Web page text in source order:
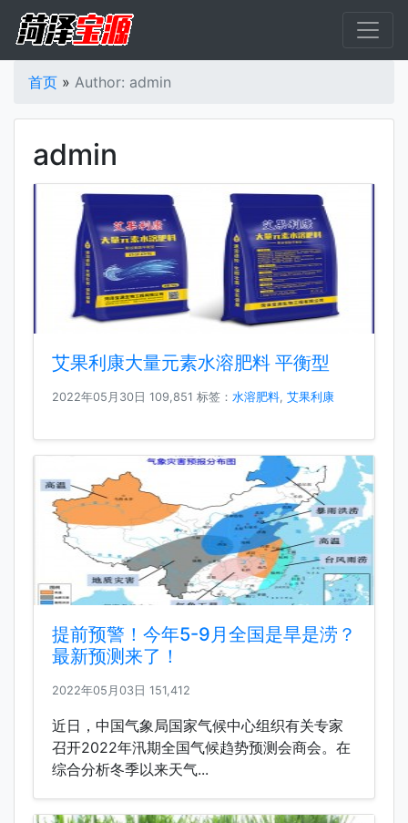
首页 » Author: admin
admin
艾果利康大量元素水溶肥料 平衡型
2022年05月30日 109,851 标签： 水溶肥料, 艾果利康
提前预警！今年5-9月全国是旱是涝？
最新预测来了！
2022年05月03日 151,412
近日，中国气象局国家气候中心组织有关专家
召开2022年汛期全国气候趋势预测会商会。在
综合分析冬季以来天气...